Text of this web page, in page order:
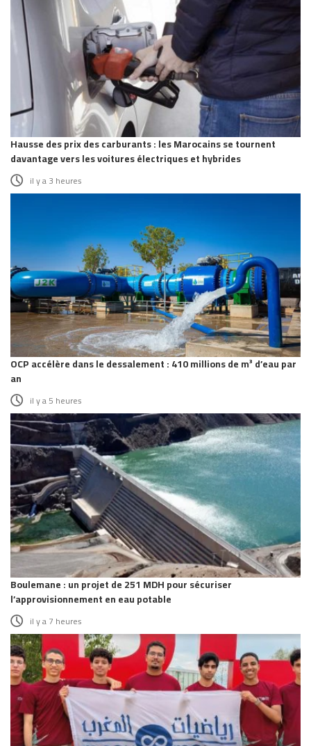
Hausse des prix des carburants : les Marocains se tournent
davantage vers les voitures électriques et hybrides
il y a 3 heures
OCP accélère dans le dessalement : 410 millions de m³ d’eau par
an
il y a 5 heures
Boulemane : un projet de 251 MDH pour sécuriser
l’approvisionnement en eau potable
il y a 7 heures